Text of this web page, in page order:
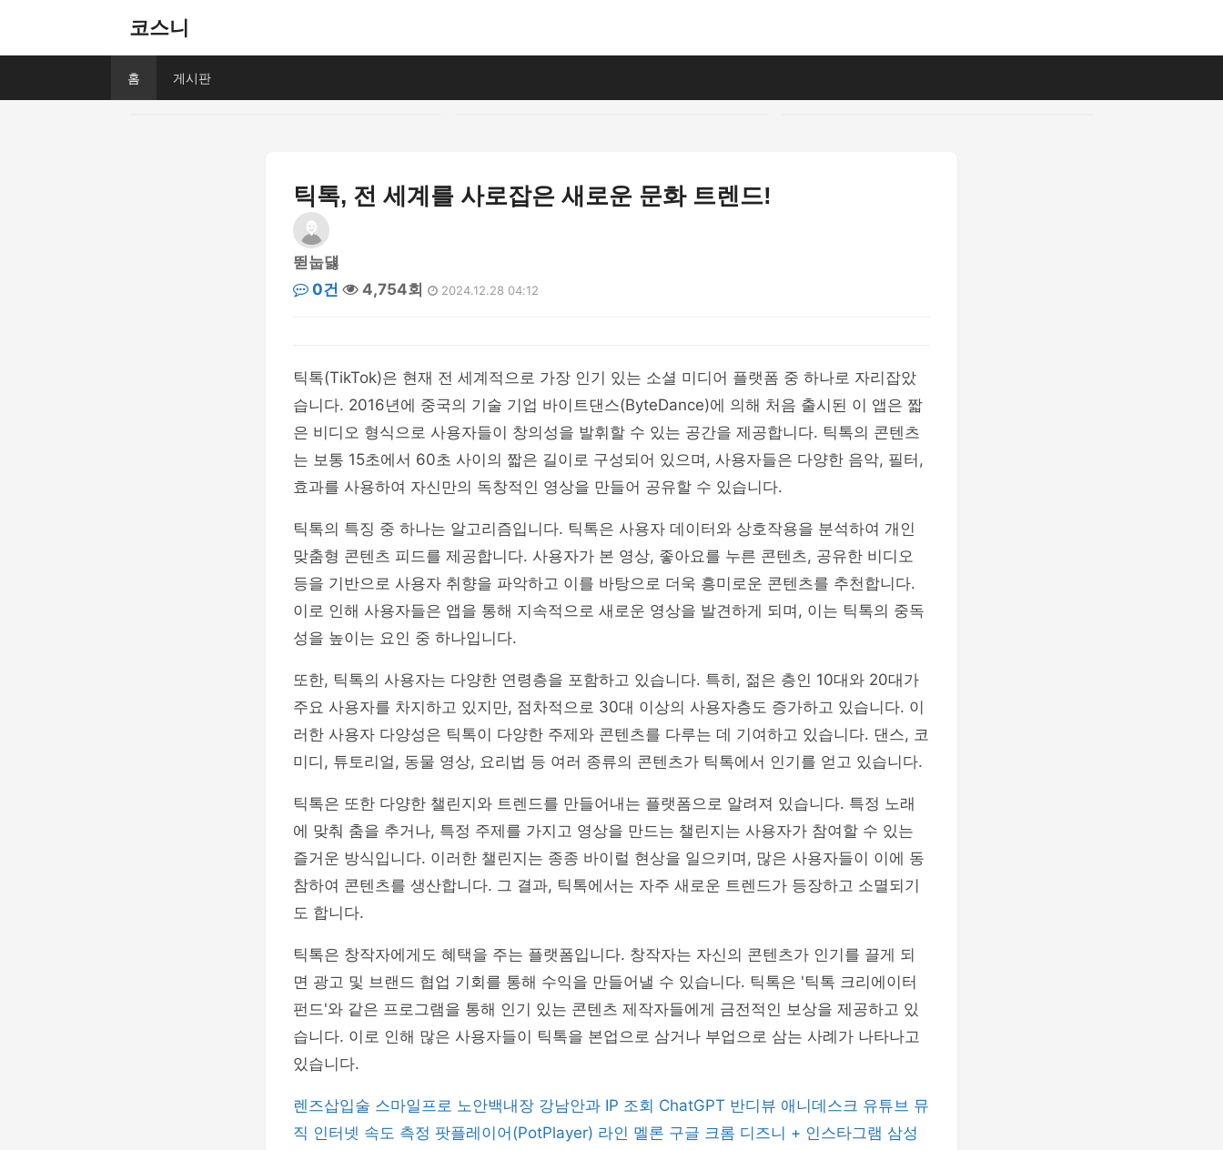
코스니
홈 게시판
틱톡, 전 세계를 사로잡은 새로운 문화 트렌드!
뛷눕덇
0건
4,754회 2024.12.28 04:12
틱톡(TikTok)은 현재 전 세계적으로 가장 인기 있는 소셜 미디어 플랫폼 중 하나로 자리잡았
습니다. 2016년에 중국의 기술 기업 바이트댄스(ByteDance)에 의해 처음 출시된 이 앱은 짧
은 비디오 형식으로 사용자들이 창의성을 발휘할 수 있는 공간을 제공합니다. 틱톡의 콘텐츠
는 보통 15초에서 60초 사이의 짧은 길이로 구성되어 있으며, 사용자들은 다양한 음악, 필터,
효과를 사용하여 자신만의 독창적인 영상을 만들어 공유할 수 있습니다.
틱톡의 특징 중 하나는 알고리즘입니다. 틱톡은 사용자 데이터와 상호작용을 분석하여 개인
맞춤형 콘텐츠 피드를 제공합니다. 사용자가 본 영상, 좋아요를 누른 콘텐츠, 공유한 비디오
등을 기반으로 사용자 취향을 파악하고 이를 바탕으로 더욱 흥미로운 콘텐츠를 추천합니다.
이로 인해 사용자들은 앱을 통해 지속적으로 새로운 영상을 발견하게 되며, 이는 틱톡의 중독
성을 높이는 요인 중 하나입니다.
또한, 틱톡의 사용자는 다양한 연령층을 포함하고 있습니다. 특히, 젊은 층인 10대와 20대가
주요 사용자를 차지하고 있지만, 점차적으로 30대 이상의 사용자층도 증가하고 있습니다. 이
러한 사용자 다양성은 틱톡이 다양한 주제와 콘텐츠를 다루는 데 기여하고 있습니다. 댄스, 코
미디, 튜토리얼, 동물 영상, 요리법 등 여러 종류의 콘텐츠가 틱톡에서 인기를 얻고 있습니다.
틱톡은 또한 다양한 챌린지와 트렌드를 만들어내는 플랫폼으로 알려져 있습니다. 특정 노래
에 맞춰 춤을 추거나, 특정 주제를 가지고 영상을 만드는 챌린지는 사용자가 참여할 수 있는
즐거운 방식입니다. 이러한 챌린지는 종종 바이럴 현상을 일으키며, 많은 사용자들이 이에 동
참하여 콘텐츠를 생산합니다. 그 결과, 틱톡에서는 자주 새로운 트렌드가 등장하고 소멸되기
도 합니다.
틱톡은 창작자에게도 혜택을 주는 플랫폼입니다. 창작자는 자신의 콘텐츠가 인기를 끌게 되
면 광고 및 브랜드 협업 기회를 통해 수익을 만들어낼 수 있습니다. 틱톡은 '틱톡 크리에이터
펀드'와 같은 프로그램을 통해 인기 있는 콘텐츠 제작자들에게 금전적인 보상을 제공하고 있
습니다. 이로 인해 많은 사용자들이 틱톡을 본업으로 삼거나 부업으로 삼는 사례가 나타나고
있습니다.
렌즈삽입술 스마일프로 노안백내장 강남안과 IP 조회 ChatGPT 반디뷰 애니데스크 유튜브 뮤
직 인터넷 속도 측정 팟플레이어(PotPlayer) 라인 멜론 구글 크롬 디즈니 + 인스타그램 삼성